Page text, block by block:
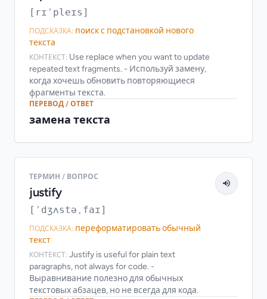
[rɪˈpleɪs]
ПОДСКАЗКА: поиск с подстановкой нового
текста
КОНТЕКСТ: Use replace when you want to update
repeated text fragments. - Используй замену,
когда хочешь обновить повторяющиеся
фрагменты текста.
ПЕРЕВОД / ОТВЕТ
замена текста
ТЕРМИН / ВОПРОС
justify
[ˈdʒʌstəˌfaɪ]
ПОДСКАЗКА: переформатировать обычный
текст
КОНТЕКСТ: Justify is useful for plain text
paragraphs, not always for code. -
Выравнивание полезно для обычных
текстовых абзацев, но не всегда для кода.